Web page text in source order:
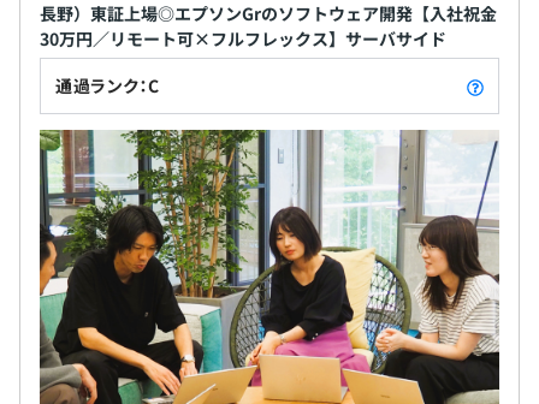
長野）東証上場◎エプソンGrのソフトウェア開発【入社祝金
30万円／リモート可×フルフレックス】サーバサイド
通過ランク：C